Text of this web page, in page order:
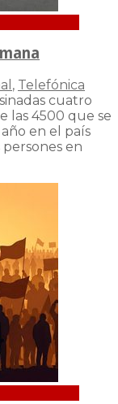
, Telefónica
cuatro
las 4500 que se
en el país
en